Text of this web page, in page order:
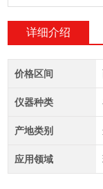
详细介绍
价格区间
仪器种类
产地类别
应用领域